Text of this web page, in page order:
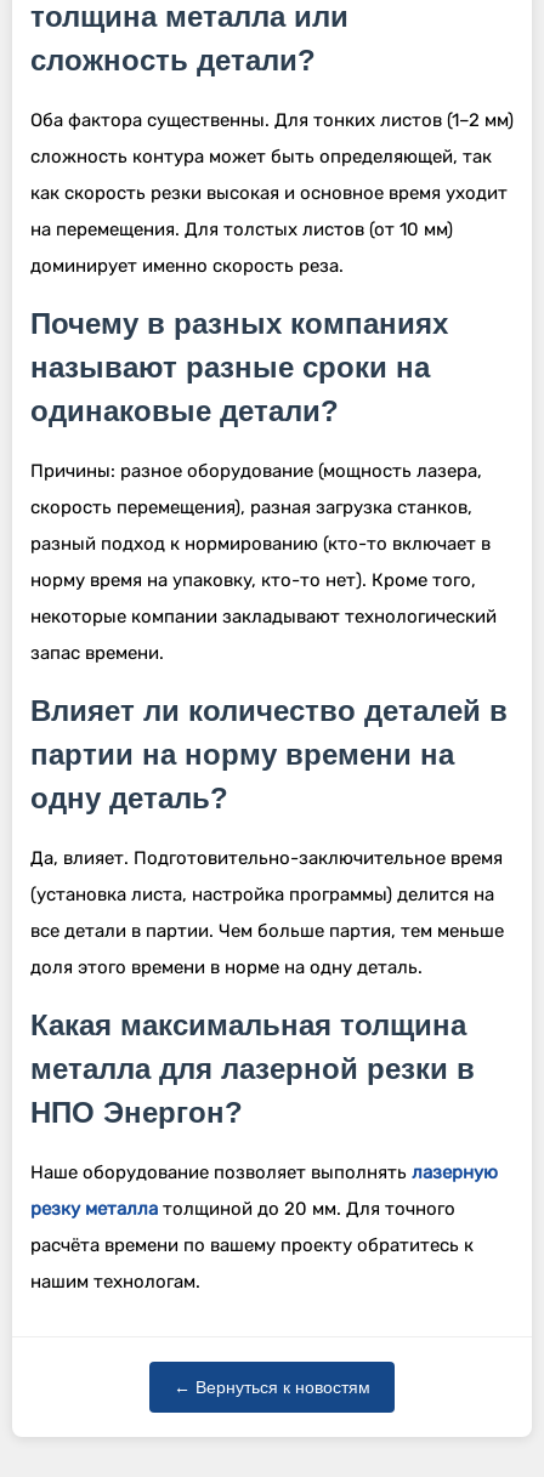
толщина металла или
сложность детали?
Оба фактора существенны. Для тонких листов (1–2 мм)
сложность контура может быть определяющей, так
как скорость резки высокая и основное время уходит
на перемещения. Для толстых листов (от 10 мм)
доминирует именно скорость реза.
Почему в разных компаниях
называют разные сроки на
одинаковые детали?
Причины: разное оборудование (мощность лазера,
скорость перемещения), разная загрузка станков,
разный подход к нормированию (кто-то включает в
норму время на упаковку, кто-то нет). Кроме того,
некоторые компании закладывают технологический
запас времени.
Влияет ли количество деталей в
партии на норму времени на
одну деталь?
Да, влияет. Подготовительно-заключительное время
(установка листа, настройка программы) делится на
все детали в партии. Чем больше партия, тем меньше
доля этого времени в норме на одну деталь.
Какая максимальная толщина
металла для лазерной резки в
НПО Энергон?
Наше оборудование позволяет выполнять лазерную
резку металла толщиной до 20 мм. Для точного
расчёта времени по вашему проекту обратитесь к
нашим технологам.
← Вернуться к новостям